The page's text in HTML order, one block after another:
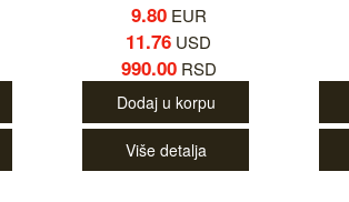
9.80EUR
11.76 USD
990.00RSD
Dodaj u korpu
Više detalja